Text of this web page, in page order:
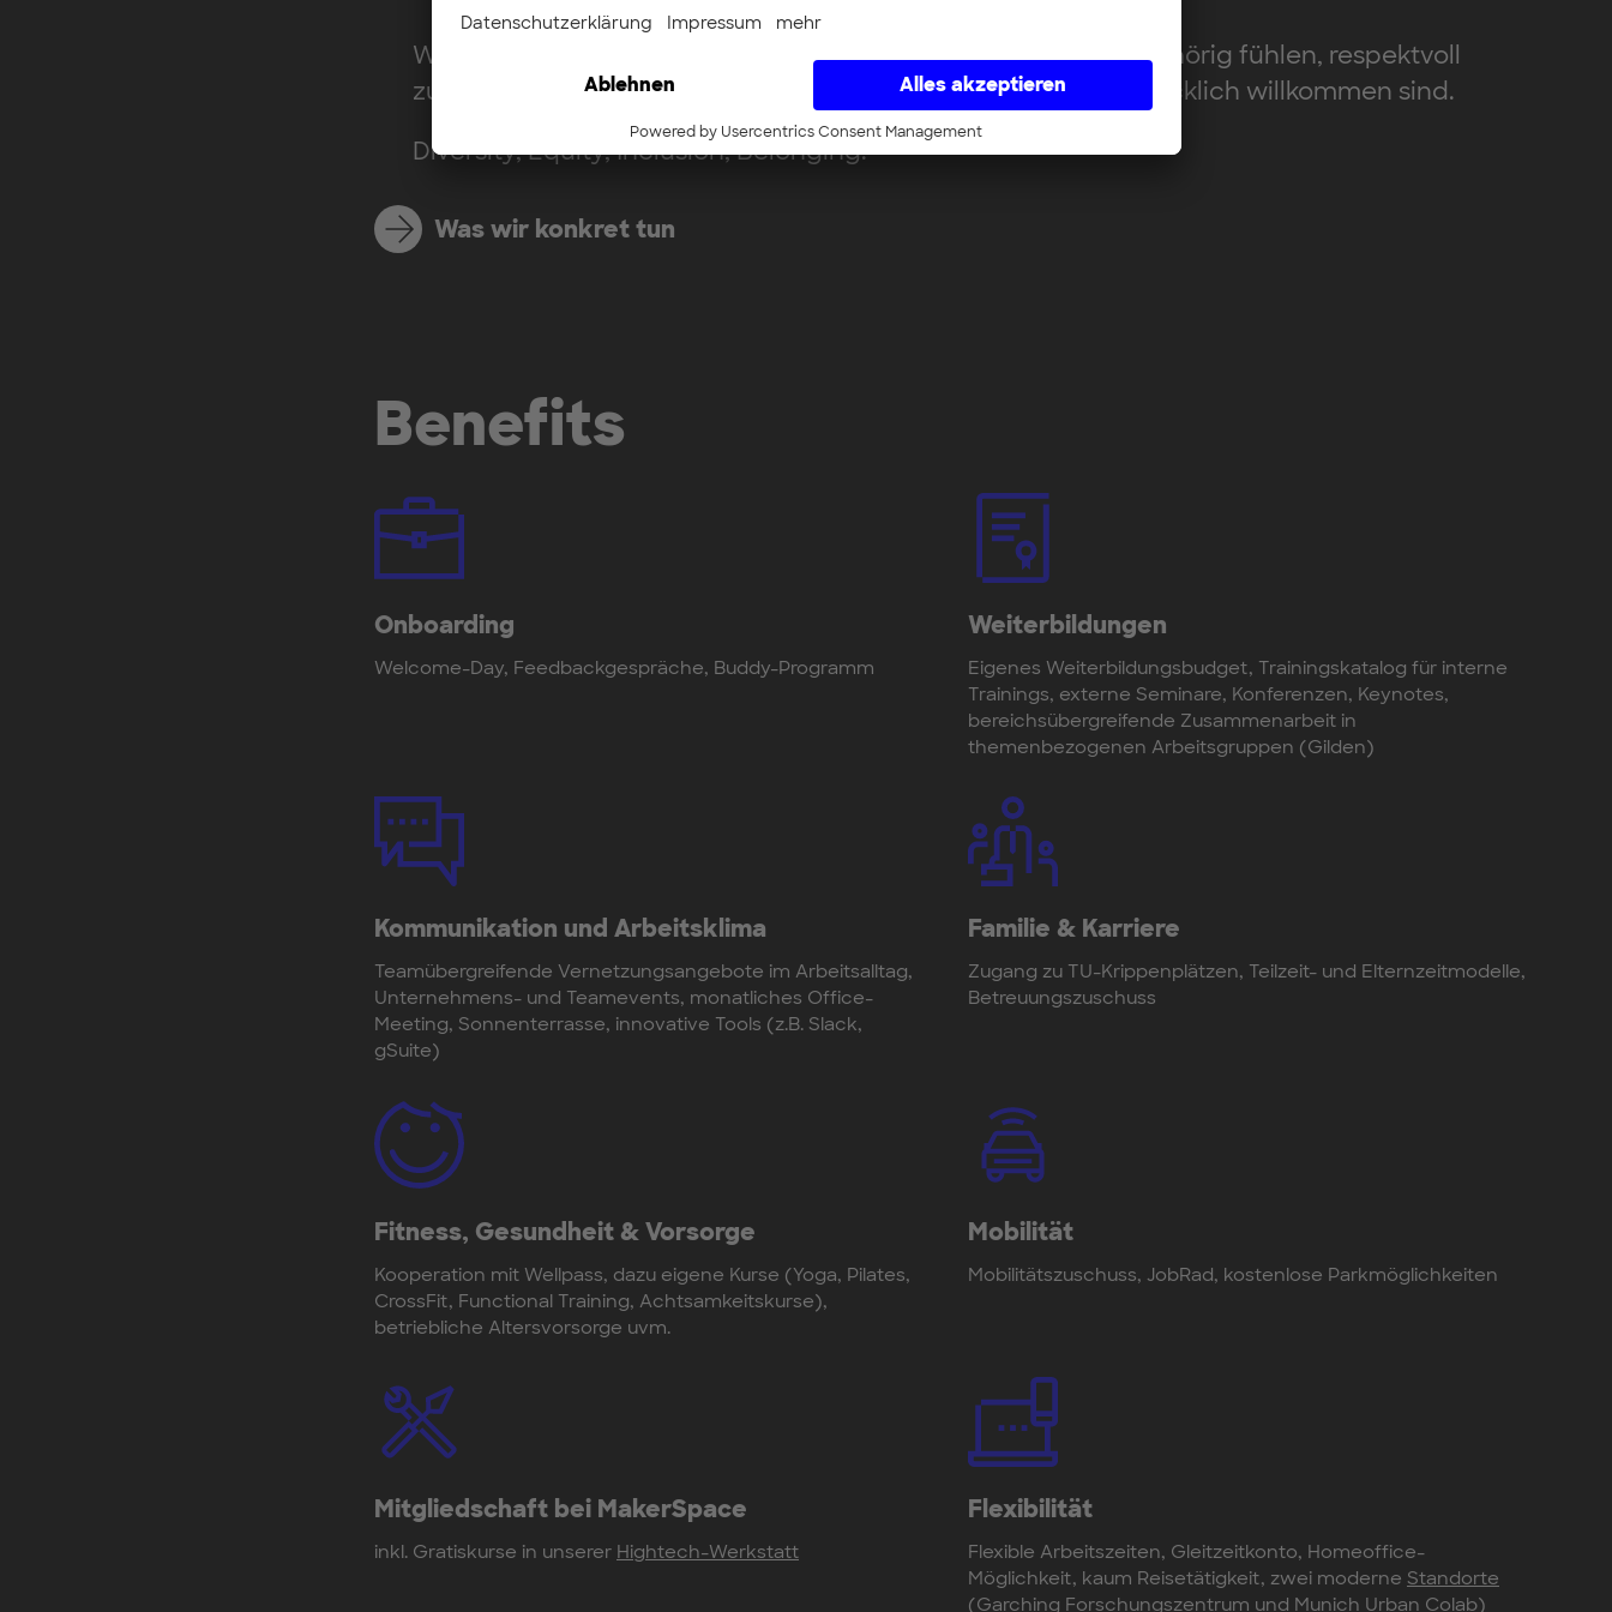
Wir glauben, Innovation entsteht dort, wo Menschen sich zugehörig fühlen, respektvoll
zusammenarbeiten und unterschiedliche Perspektiven ausdrücklich willkommen sind.
Diversity, Equity, Inclusion, Belonging:
Was wir konkret tun
Benefits
Onboarding
Welcome-Day, Feedbackgespräche, Buddy-Programm
Weiterbildungen
Eigenes Weiterbildungsbudget, Trainingskatalog für interne
Trainings, externe Seminare, Konferenzen, Keynotes,
bereichsübergreifende Zusammenarbeit in
themenbezogenen Arbeitsgruppen (Gilden)
Kommunikation und Arbeitsklima
Teamübergreifende Vernetzungsangebote im Arbeitsalltag,
Unternehmens- und Teamevents, monatliches Office-
Meeting, Sonnenterrasse, innovative Tools (z.B. Slack,
gSuite)
Familie & Karriere
Zugang zu TU-Krippenplätzen, Teilzeit- und Elternzeitmodelle,
Betreuungszuschuss
Fitness, Gesundheit & Vorsorge
Kooperation mit Wellpass, dazu eigene Kurse (Yoga, Pilates,
CrossFit, Functional Training, Achtsamkeitskurse),
betriebliche Altersvorsorge uvm.
Mobilität
Mobilitätszuschuss, JobRad, kostenlose Parkmöglichkeiten
Mitgliedschaft bei MakerSpace
inkl. Gratiskurse in unserer Hightech-Werkstatt
Flexibilität
Flexible Arbeitszeiten, Gleitzeitkonto, Homeoffice-
Möglichkeit, kaum Reisetätigkeit, zwei moderne Standorte
(Garching Forschungszentrum und Munich Urban Colab)